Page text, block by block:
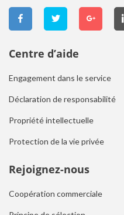
Centre d’aide
Engagement dans le service
Déclaration de responsabilité
Propriété intellectuelle
Protection de la vie privée
Rejoignez-nous
Coopération commerciale